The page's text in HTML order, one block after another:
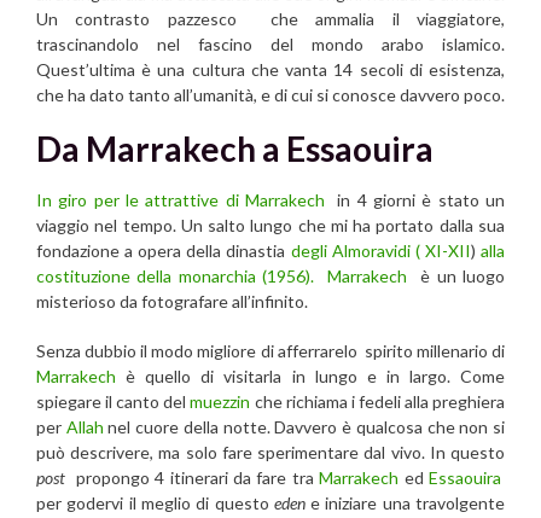
Un contrasto pazzesco che ammalia il viaggiatore,
trascinandolo nel fascino del mondo arabo islamico.
Quest’ultima è una cultura che vanta 14 secoli di esistenza,
che ha dato tanto all’umanità, e di cui si conosce davvero poco.
Da Marrakech a Essaouira
In giro per le attrattive di Marrakech in 4 giorni è stato un
viaggio nel tempo. Un salto lungo che mi ha portato dalla sua
fondazione a opera della dinastia degli Almoravidi ( XI-XII)alla
costituzione della monarchia (1956).
Marrakech è un luogo
misterioso da fotografare all’infinito.
Senza dubbio il modo migliore di afferrarelo spirito millenario di
Marrakech è quello di visitarla in lungo e in largo. Come
spiegare il canto delmuezzin che richiama i fedeli alla preghiera
per Allah nel cuore della notte. Davvero è qualcosa che non si
può descrivere, ma solo fare sperimentare dal vivo. In questo
post propongo 4 itinerari da fare traMarrakech edEssaouira
per godervi il meglio di questo edene iniziare una travolgente